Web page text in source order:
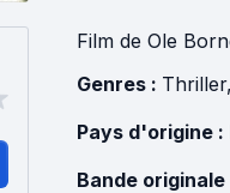
Film de Ole
Genres : Thriller,
Pays d'origine :
Bande originale